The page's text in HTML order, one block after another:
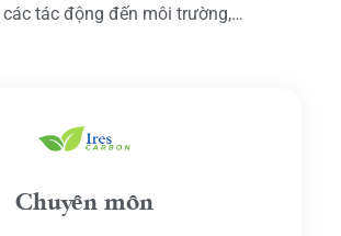
tác động đến môi trường,…
Chuyên môn